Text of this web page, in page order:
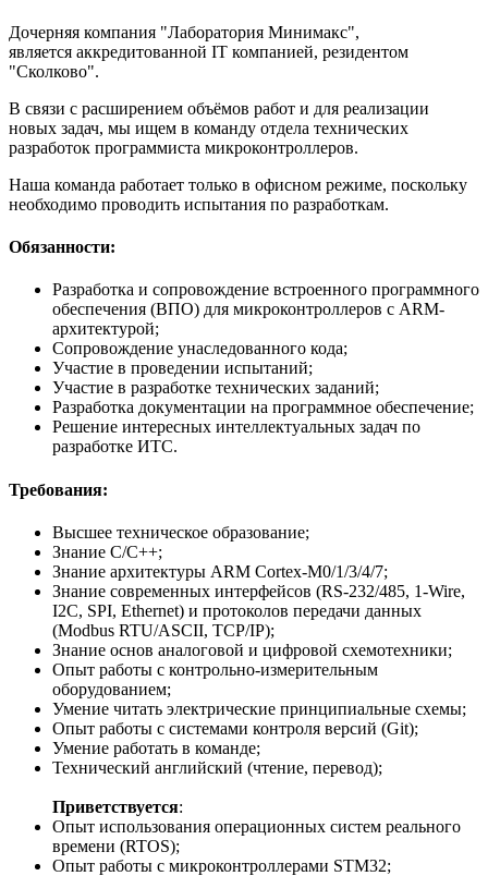
Дочерняя компания "Лаборатория Минимакс",
является аккредитованной IT компанией, резидентом
"Сколково".
В связи с расширением объёмов работ и для реализации
новых задач, мы ищем в команду отдела технических
разработок программиста микроконтроллеров.
Наша команда работает только в офисном режиме, поскольку
необходимо проводить испытания по разработкам.
Обязанности:
Разработка и сопровождение встроенного программного
обеспечения (ВПО) для микроконтроллеров с ARM-
архитектурой;
Сопровождение унаследованного кода;
Участие в проведении испытаний;
Участие в разработке технических заданий;
Разработка документации на программное обеспечение;
Решение интересных интеллектуальных задач по
разработке ИТС.
Требования:
Высшее техническое образование;
Знание C/C++;
Знание архитектуры ARM Cortex-M0/1/3/4/7;
Знание современных интерфейсов (RS-232/485, 1-Wire,
I2C, SPI, Ethernet) и протоколов передачи данных
(Modbus RTU/ASCII, TCP/IP);
Знание основ аналоговой и цифровой схемотехники;
Опыт работы с контрольно-измерительным
оборудованием;
Умение читать электрические принципиальные схемы;
Опыт работы с системами контроля версий (Git);
Умение работать в команде;
Технический английский (чтение, перевод);
Приветствуется:
Опыт использования операционных систем реального
времени (RTOS);
Опыт работы с микроконтроллерами STM32;